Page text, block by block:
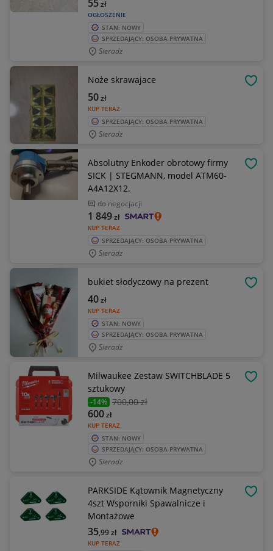
OGŁOSZENIE
55zł
STAN: NOWY
SPRZEDAJĄCY: OSOBA PRYWATNA
Sieradz
Noże skrawajace
KUP TERAZ
50zł
SPRZEDAJĄCY: OSOBA PRYWATNA
Sieradz
Absolutny Enkoder obrotowy firmy
SICK | STEGMANN, model ATM60-
A4A12X12.
do negocjacji
KUP TERAZ
1 849zł
SPRZEDAJĄCY: OSOBA PRYWATNA
Sieradz
bukiet słodyczowy na prezent
KUP TERAZ
40zł
STAN: NOWY
SPRZEDAJĄCY: OSOBA PRYWATNA
Sieradz
Milwaukee Zestaw SWITCHBLADE 5
sztukowy
-14% 700,00 zł
KUP TERAZ
600zł
STAN: NOWY
SPRZEDAJĄCY: OSOBA PRYWATNA
Sieradz
PARKSIDE Kątownik Magnetyczny
4szt Wsporniki Spawalnicze i
Montażowe
KUP TERAZ
35,99zł